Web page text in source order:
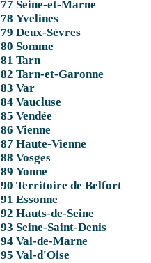
77 Seine-et-Marne
78 Yvelines
79 Deux-Sèvres
80 Somme
81 Tarn
82 Tarn-et-Garonne
83 Var
84 Vaucluse
85 Vendée
86 Vienne
87 Haute-Vienne
88 Vosges
89 Yonne
90 Territoire de Belfort
91 Essonne
92 Hauts-de-Seine
93 Seine-Saint-Denis
94 Val-de-Marne
95 Val-d'Oise